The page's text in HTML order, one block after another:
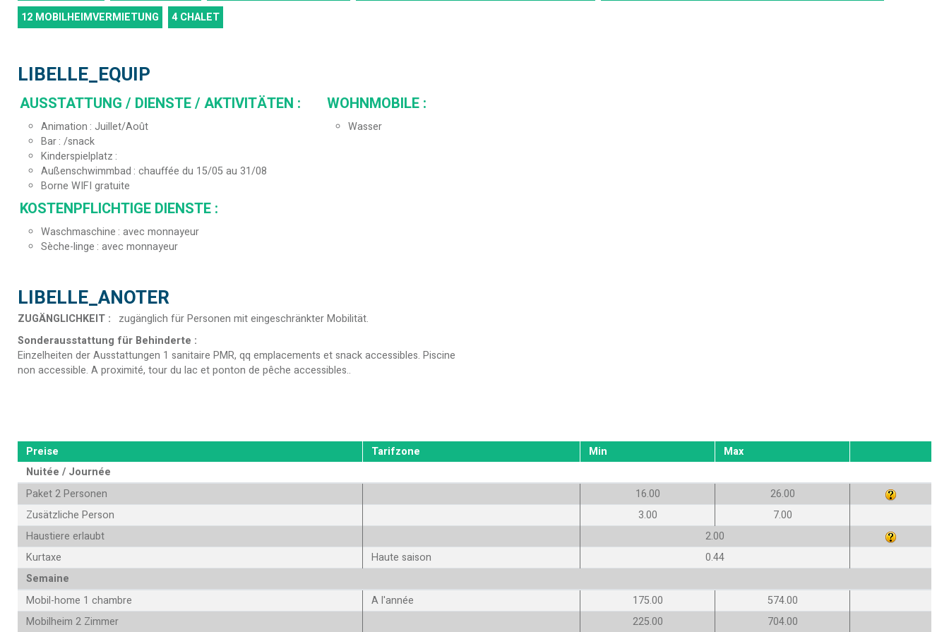
12 MOBILHEIMVERMIETUNG 4 CHALET
LIBELLE_EQUIP
AUSSTATTUNG / DIENSTE / AKTIVITÄTEN :
Animation Juillet/Août
Bar /snack
Kinderspielplatz
Außenschwimmbad chauffée du 15/05 au 31/08
Borne WIFI gratuite
KOSTENPFLICHTIGE DIENSTE :
Waschmaschine avec monnayeur
Sèche-linge avec monnayeur
WOHNMOBILE :
Wasser
LIBELLE_ANOTER
ZUGÄNGLICHKEIT :
zugänglich für Personen mit eingeschränkter Mobilität
Sonderausstattung für Behinderte :
Einzelheiten der Ausstattungen 1 sanitaire PMR, qq emplacements et snack accessibles. Piscine
non accessible. A proximité, tour du lac et ponton de pêche accessibles.
Preise Tarifzone Min
Max
Nuitée / Journée
Paket 2 Personen
16.00
26.00
Zusätzliche Person
3.00
7.00
Haustiere erlaubt
2.00
Kurtaxe
Haute saison
0.44
Semaine
Mobil-home 1 chambre
A l'année 175.00
574.00
Mobilheim 2 Zimmer
225.00
704.00